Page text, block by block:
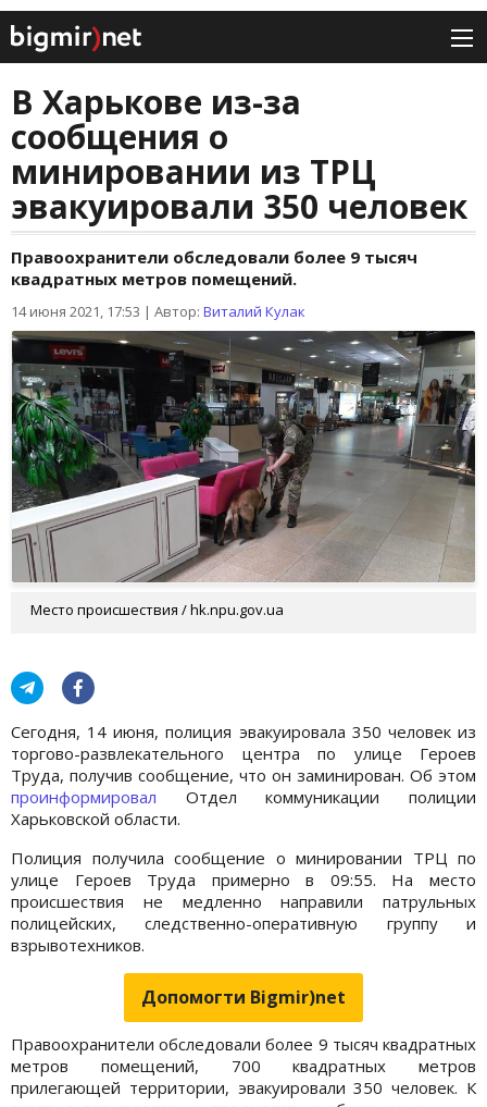
В Харькове из-за
сообщения о
минировании из ТРЦ
эвакуировали 350 человек
Правоохранители обследовали более 9 тысяч
квадратных метров помещений.
14 июня 2021, 17:53 | Автор: Виталий Кулак
Место происшествия / hk.npu.gov.ua
Сегодня, 14 июня, полиция эвакуировала 350 человек из
торгово-развлекательного центра по улице Героев
Труда, получив сообщение, что он заминирован. Об этом
проинформировал Отдел коммуникации полиции
Харьковской области.
Полиция получила сообщение о минировании ТРЦ по
улице Героев Труда примерно в 09:55. На место
происшествия не медленно направили патрульных
полицейских, следственно-оперативную группу и
взрывотехников.
Допомогти Bigmir)net
Правоохранители обследовали более 9 тысяч квадратных
метров помещений, 700 квадратных метров
прилегающей территории, эвакуировали 350 человек. К